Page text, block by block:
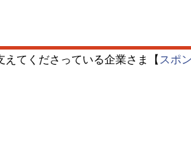
えてくださっている企業さま【 スポ